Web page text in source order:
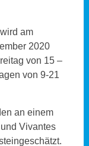
am
2020
von 15 –
von 9-21
an einem
Vivantes